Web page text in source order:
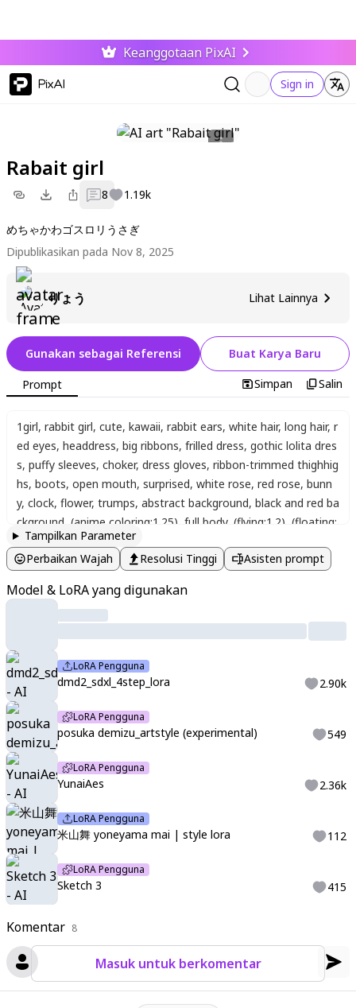
Keanggotaan PixAI
PixAI Sign in
Rabait girl
8 1.19k
めちゃかわゴスロリうさぎ
Dipublikasikan pada Nov 8, 2025
りょう Lihat Lainnya
Komentar 8
Masuk untuk berkomentar
Gunakan sebagai Referensi Buat Karya Baru
Prompt Simpan Salin
1girl, rabbit girl, cute, kawaii, rabbit ears, white hair, long hair, r
ed eyes, headdress, big ribbons, frilled dress, gothic lolita dres
s, puffy sleeves, choker, dress gloves, ribbon-trimmed thighhig
hs, boots, open mouth, surprised, white rose, red rose, bunn
y, clock, flower, trumps, abstract background, black and red ba
ckground (anime coloring:1.25) full body, (flying:1.2) (floating:
1.2), (from below:1.2), looking at viewer
tailed, delicate lines fine details, soft shading, graceful, whims
soft textures , gentle background
vivid colors
maerAes
Tampilkan Parameter
Perbaikan Wajah
Resolusi Tinggi Asisten prompt
Model & LoRA yang digunakan
LoRA Pengguna
dmd2_sdxl_4step_lora 2.90k
LoRA Pengguna
posuka demizu_artstyle (experimental) 549
LoRA Pengguna
YunaiAes 2.36k
LoRA Pengguna
米山舞 yoneyama mai | style lora 112
LoRA Pengguna
Sketch 3 415